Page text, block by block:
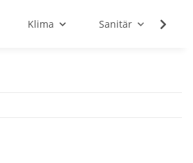
Klima Sanitär